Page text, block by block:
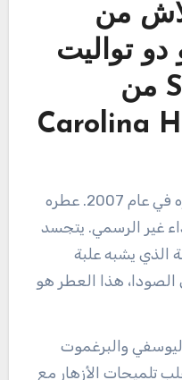
سبلاش من
دو تواليت
عطر 212 Splash من
Carolina
عطر ذو إصدار محدود تم إصداره في عام 2007. عطره
غير الرسمي. يتجسد
يشبه علبة
الصودا، هذا العطر هو
والبرغموت
تلميحات الأزهار مع